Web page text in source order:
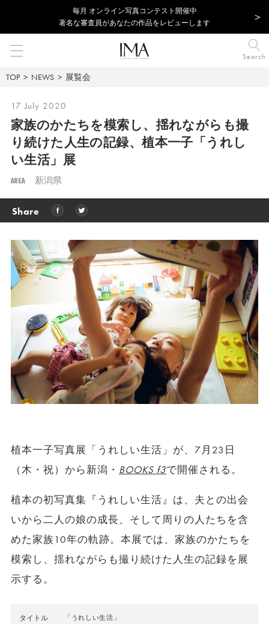
毎⽉ オンライン写真コンテスト開催中
著名な審査員があなたの作品をレビューします
Search
TOP NEWS 展覧会
17 July 2020
家族のかたちを模索し、揺れながらも撮
り続けた人生の記録、植本一子「うれし
い生活」展
AREA 新潟県
Share
植本一子写真展「うれしい生活」が、7月23日
（木・祝）から新潟・ BOOKS f3で開催される。
植本の初写真集『うれしい生活』は、夫との出会
いから二人の娘の成長、そして周りの人たちを含
めた家族10年の軌跡。本展では、家族のかたちを
模索し、揺れながらも撮り続けた人生の記録を展
示する。
タイトル 「うれしい生活」